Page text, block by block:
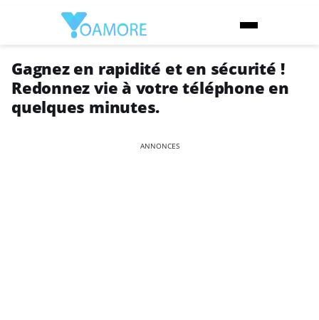
Gagnez en rapidité et en sécurité !
Redonnez vie à votre téléphone en
quelques minutes.
ANNONCES